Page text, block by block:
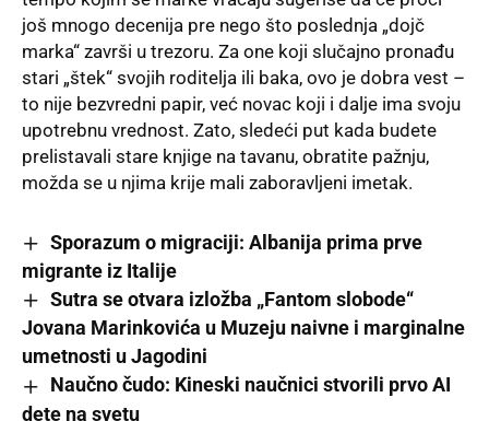
još mnogo decenija pre nego što poslednja „dojč
marka“ završi u trezoru. Za one koji slučajno pronađu
stari „štek“ svojih roditelja ili baka, ovo je dobra vest –
to nije bezvredni papir, već novac koji i dalje ima svoju
upotrebnu vrednost. Zato, sledeći put kada budete
prelistavali stare knjige na tavanu, obratite pažnju,
možda se u njima krije mali zaboravljeni imetak.
Sporazum o migraciji: Albanija prima prve
migrante iz Italije
Sutra se otvara izložba „Fantom slobode“
Jovana Marinkovića u Muzeju naivne i marginalne
umetnosti u Jagodini
Naučno čudo: Kineski naučnici stvorili prvo AI
dete na svetu